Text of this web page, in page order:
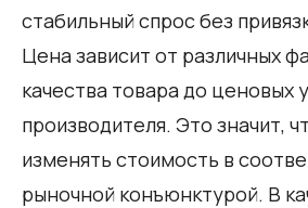
стабильный спрос без
Цена зависит от различных
качества товара до ценовых
производителя. Это значит,
изменять стоимость в
рыночной конъюнктурой. В